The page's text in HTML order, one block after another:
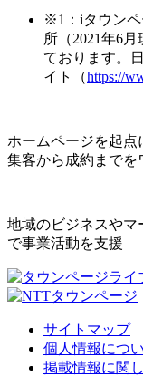
※1：iタウンペ
所（2021年6
ております。
イト（https://
ホームページを起点
集客から成約までを
地域のビジネスやマ
で事業活動を支援
サイトマップ
個人情報につ
掲載情報に関